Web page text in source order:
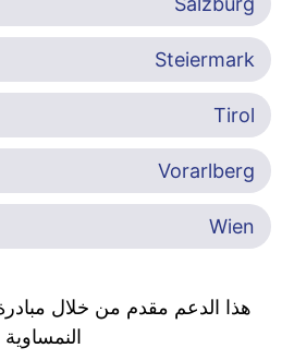
Steiermark
Tirol
Vorarlberg
Wien
هذا الدعم مقدم من خلال مبادرة
النمساوية